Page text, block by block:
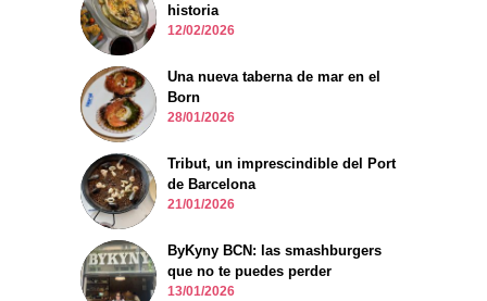
historia
12/02/2026
Una nueva taberna de mar en el
Born
28/01/2026
Tribut, un imprescindible del Port
de Barcelona
21/01/2026
ByKyny BCN: las smashburgers
que no te puedes perder
13/01/2026